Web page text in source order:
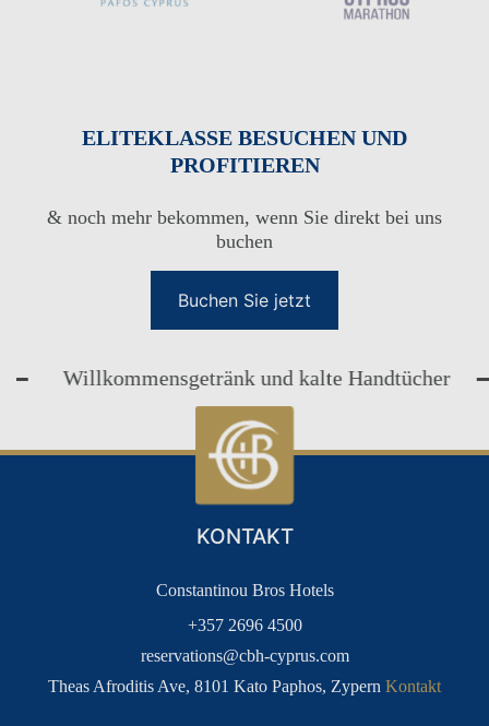
TREUECLUB FÜR GÄSTE
ELITEKLASSE BESUCHEN UND
PROFITIEREN
& noch mehr bekommen, wenn Sie direkt bei uns
buchen
Buchen Sie jetzt
Willkommensgetränk und kalte Handtücher
KONTAKT
Constantinou Bros Hotels
+357 2696 4500
reservations@cbh-cyprus.com
Theas Afroditis Ave, 8101 Kato Paphos, Zypern Kontakt